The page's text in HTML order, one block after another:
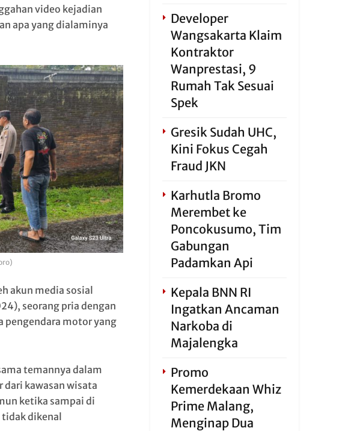
video kejadian
apa yang dialaminya
akun media sosial
seorang pria dengan
pengendara motor yang
temannya dalam
kawasan wisata
ketika sampai di
dikenal
Developer
Wangsakarta Klaim
Kontraktor
Wanprestasi, 9
Rumah Tak Sesuai
Spek
Gresik Sudah UHC,
Kini Fokus Cegah
Fraud JKN
Karhutla Bromo
Merembet ke
Poncokusumo, Tim
Gabungan
Padamkan Api
Kepala BNN RI
Ingatkan Ancaman
Narkoba di
Majalengka
Promo
Kemerdekaan Whiz
Prime Malang,
Menginap Dua